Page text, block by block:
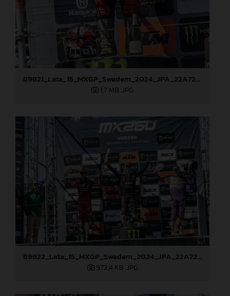
89821_Lata_15_MXGP_Swedem_2024_JPA_22A7234
1,7 MB .JPG
89822_Lata_15_MXGP_Swedem_2024_JPA_22A7260
973,4 KB .JPG